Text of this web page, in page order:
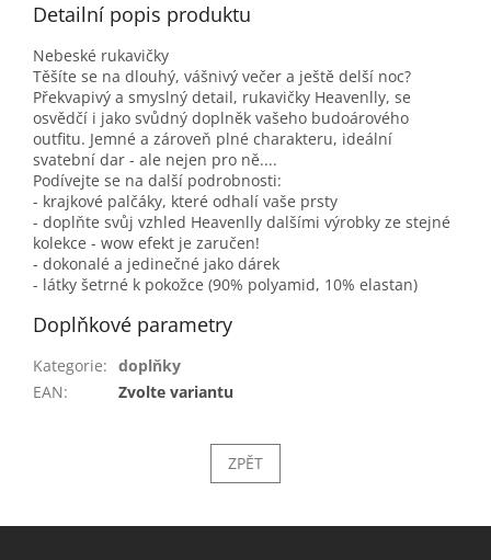
Detailní popis produktu
Nebeské rukavičky
Těšíte se na dlouhý, vášnivý večer a ještě delší noc?
Překvapivý a smyslný detail, rukavičky Heavenlly, se
osvědčí i jako svůdný doplněk vašeho budoárového
outfitu. Jemné a zároveň plné charakteru, ideální
svatební dar - ale nejen pro ně....
Podívejte se na další podrobnosti:
- krajkové palčáky, které odhalí vaše prsty
- doplňte svůj vzhled Heavenlly dalšími výrobky ze stejné
kolekce - wow efekt je zaručen!
- dokonalé a jedinečné jako dárek
- látky šetrné k pokožce (90% polyamid, 10% elastan)
Doplňkové parametry
Kategorie: doplňky
EAN: Zvolte variantu
ZPĚT